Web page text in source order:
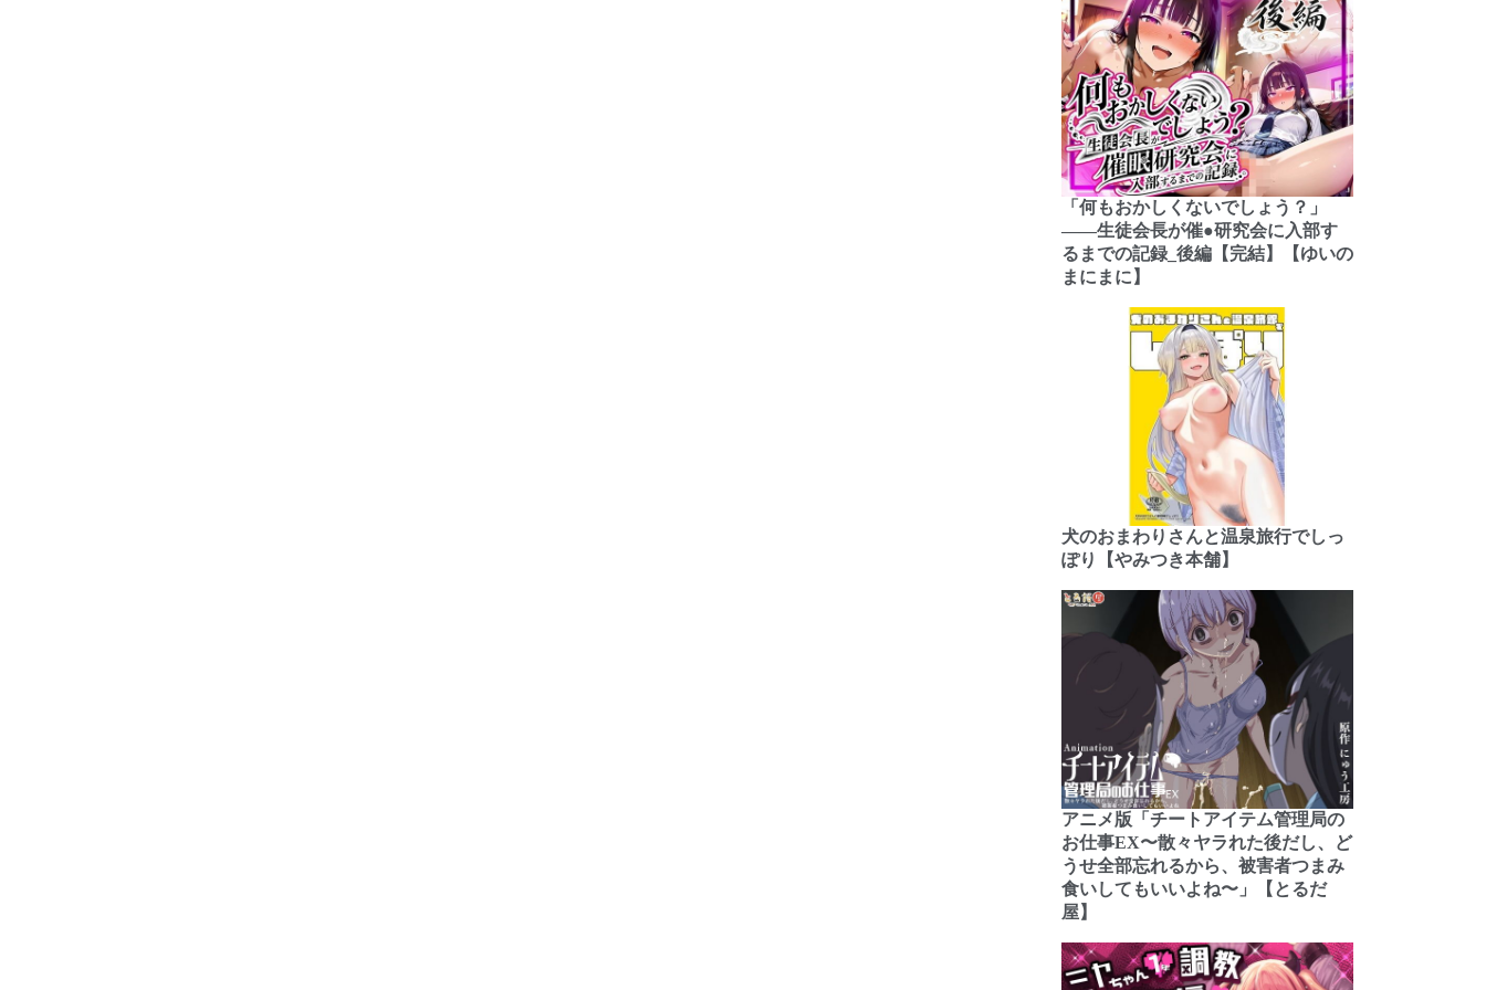
「何もおかしくないでしょう？」
――生徒会長が催●研究会に入部す
るまでの記録_後編【完結】【ゆいの
まにまに】
犬のおまわりさんと温泉旅行でしっ
ぽり【やみつき本舗】
アニメ版「チートアイテム管理局の
お仕事EX〜散々ヤラれた後だし、ど
うせ全部忘れるから、被害者つまみ
食いしてもいいよね〜」【とるだ
屋】